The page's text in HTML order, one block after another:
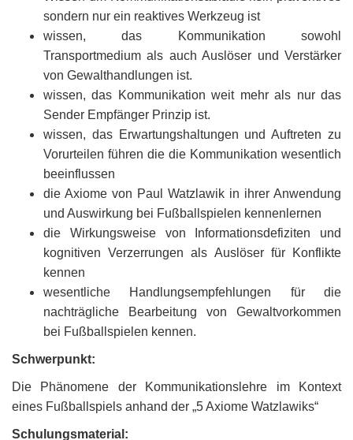
sondern nur ein reaktives Werkzeug ist
wissen, das Kommunikation sowohl
Transportmedium als auch Auslöser und Verstärker
von Gewalthandlungen ist.
wissen, das Kommunikation weit mehr als nur das
Sender Empfänger Prinzip ist.
wissen, das Erwartungshaltungen und Auftreten zu
Vorurteilen führen die die Kommunikation wesentlich
beeinflussen
die Axiome von Paul Watzlawik in ihrer Anwendung
und Auswirkung bei Fußballspielen kennenlernen
die Wirkungsweise von Informationsdefiziten und
kognitiven Verzerrungen als Auslöser für Konflikte
kennen
wesentliche Handlungsempfehlungen für die
nachträgliche Bearbeitung von Gewaltvorkommen
bei Fußballspielen kennen.
Schwerpunkt:
Die Phänomene der Kommunikationslehre im Kontext
eines Fußballspiels anhand der „5 Axiome Watzlawiks“
Schulungsmaterial: